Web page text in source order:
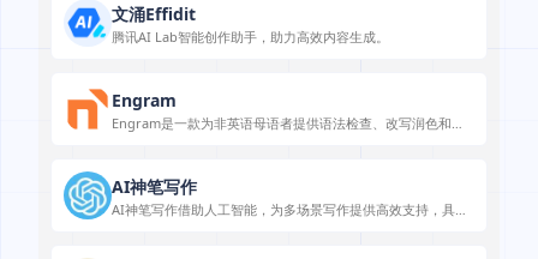
文涌Effidit
腾讯AI Lab智能创作助手，助力高效内容生成。
Engram
Engram是一款为非英语母语者提供语法检查、改写润色和翻
AI神笔写作
AI神笔写作借助人工智能，为多场景写作提供高效支持，具有